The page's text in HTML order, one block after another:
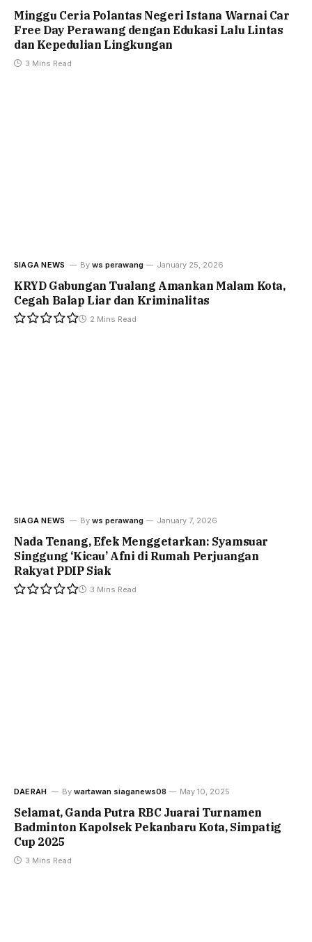
Minggu Ceria Polantas Negeri Istana Warnai Car
Free Day Perawang dengan Edukasi Lalu Lintas
dan Kepedulian Lingkungan
3 Mins Read
SIAGA NEWS By ws perawang January 25, 2026
KRYD Gabungan Tualang Amankan Malam Kota,
Cegah Balap Liar dan Kriminalitas
2 Mins Read
SIAGA NEWS By ws perawang January 7, 2026
Nada Tenang, Efek Menggetarkan: Syamsuar
Singgung ‘Kicau’ Afni di Rumah Perjuangan
Rakyat PDIP Siak
3 Mins Read
DAERAH By wartawan siaganews08 May 10, 2025
Selamat, Ganda Putra RBC Juarai Turnamen
Badminton Kapolsek Pekanbaru Kota, Simpatig
Cup 2025
3 Mins Read